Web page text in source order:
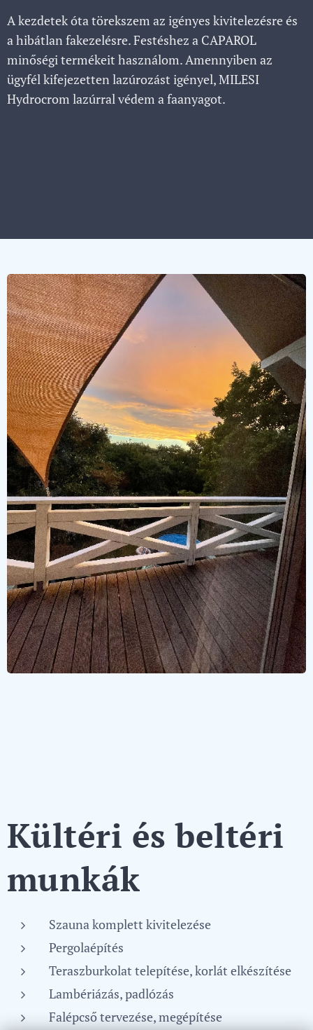
A kezdetek óta törekszem az igényes kivitelezésre és
a hibátlan fakezelésre. Festéshez a CAPAROL
minőségi termékeit használom. Amennyiben az
ügyfél kifejezetten lazúrozást igényel, MILESI
Hydrocrom lazúrral védem a faanyagot.
Kültéri és beltéri
munkák
Szauna komplett kivitelezése
Pergolaépítés
Teraszburkolat telepítése, korlát elkészítése
Lambériázás, padlózás
Falépcső tervezése, megépítése